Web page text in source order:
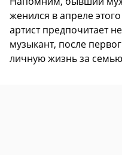
женился в апреле
артист предпочитает
музыкант, после
личную жизнь за